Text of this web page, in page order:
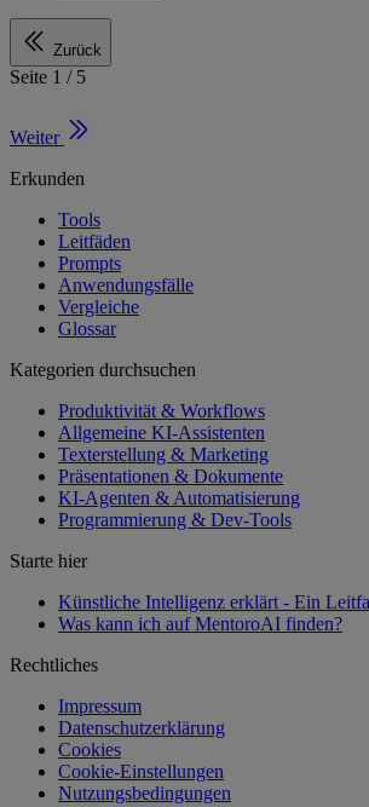
Zurück
Seite 1 / 5
Weiter
Erkunden
Tools
Leitfäden
Prompts
Anwendungsfälle
Vergleiche
Glossar
Kategorien durchsuchen
Produktivität & Workflows
Allgemeine KI-Assistenten
Texterstellung & Marketing
Präsentationen & Dokumente
KI-Agenten & Automatisierung
Programmierung & Dev-Tools
Starte hier
Künstliche Intelligenz erklärt - Ein
Was kann ich auf MentoroAI finden?
Rechtliches
Impressum
Datenschutzerklärung
Cookies
Cookie-Einstellungen
Nutzungsbedingungen